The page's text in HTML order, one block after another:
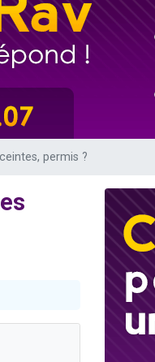
et le Birkat Hamazone à travers
permis ?